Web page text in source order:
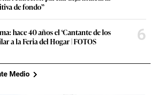
de fondo”
hace 40 años el ‘Cantante de los
a la Feria del Hogar | FOTOS
6
Medio